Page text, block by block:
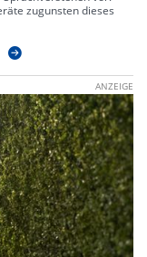
zugunsten dieses
ANZEIGE